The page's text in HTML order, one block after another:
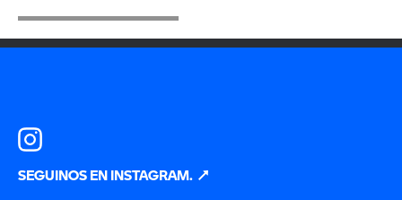
SEGUINOS EN INSTAGRAM.